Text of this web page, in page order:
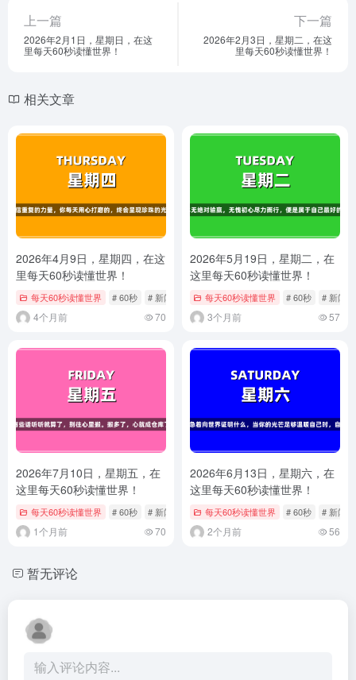
上一篇
2026年2月1日，星期日，在这
里每天60秒读懂世界！
下一篇
2026年2月3日，星期二，在这
里每天60秒读懂世界！
相关文章
2026年4月9日，星期四，在这
里每天60秒读懂世界！
每天60秒读懂世界 # 60秒 # 新闻 # 每日快报
4个月前 70
2026年5月19日，星期二，在
这里每天60秒读懂世界！
每天60秒读懂世界 # 60秒 # 新闻
3个月前 57
2026年7月10日，星期五，在
这里每天60秒读懂世界！
每天60秒读懂世界 # 60秒 # 新闻 # 每日快报
1个月前 70
2026年6月13日，星期六，在
这里每天60秒读懂世界！
每天60秒读懂世界 # 60秒 # 新闻
2个月前 56
暂无评论